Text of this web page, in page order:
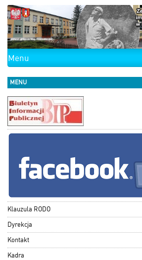
Menu
MENU
Klauzula RODO
Dyrekcja
Kontakt
Kadra